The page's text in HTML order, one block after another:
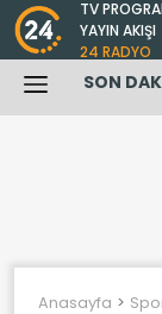
TV
YAYIN AKIŞI
24 RADYO
SON
Anasayfa